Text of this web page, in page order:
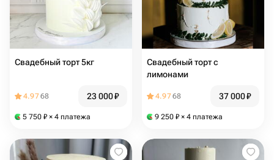
Свадебный торт 5кг
4.9768 23 000₽
5 750 ₽ × 4 платежа
Свадебный торт с
лимонами
4.9768 37 000₽
9 250 ₽ × 4 платежа